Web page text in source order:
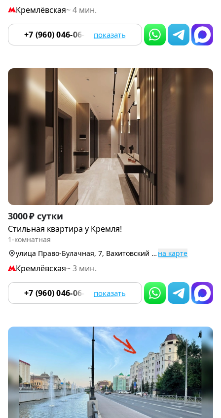
Кремлёвская~ 4 мин.
+7 (960) 046-06-18 показать
Item
1
of
3000 ₽ сутки
Стильная квартира у Кремля!
1-комнатная
улица Право-Булачная, 7, Вахитовский р-н (Центр) на карте
Кремлёвская~ 3 мин.
+7 (960) 046-06-18 показать